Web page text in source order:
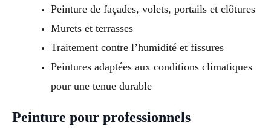
Peinture de façades, volets, portails et clôtures
Murets et terrasses
Traitement contre l’humidité et fissures
Peintures adaptées aux conditions climatiques
pour une tenue durable
Peinture pour professionnels